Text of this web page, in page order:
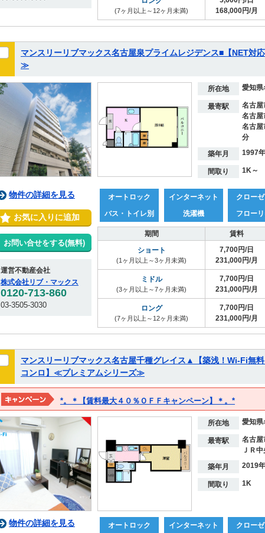
(7ヶ月以上～12ヶ月未満)
168,000円/月
マンスリーリブマックス名古屋泉プライムレジデンス■【NET対
≫
所在地 愛知県
最寄駅
名古屋
名古屋
名古屋
分
築年月
1997
間取り 1K～
物件の詳細を見る
お気に入りに追加
お問い合せをする(無料)
運営不動産会社
株式会社リブ・マックス
0120-713-860
03-3505-3030
オートロック インターネット クロー
バス・トイレ別
洗濯機 フロー
期間 賃料
ショート
(1ヶ月以上～3ヶ月未満)
7,700円/日
231,000円/月
ミドル
(3ヶ月以上～7ヶ月未満)
7,700円/日
231,000円/月
ロング
(7ヶ月以上～12ヶ月未満)
7,700円/日
231,000円/月
マンスリーリブマックス名古屋千種グレイス▲【築浅！Wi-Fi無
コンロ】≪プレミアムシリーズ≫
*。＊【賃料最大４０％ＯＦＦキャンペーン】＊。*
※２０２７年３月１５日までの期間限定！！
※表示料金は割引後の価格となります。
所在地 愛知県
最寄駅
名古屋
ＪＲ
築年月
2019
間取り 1K
物件の詳細を見る オートロック インターネット クロー